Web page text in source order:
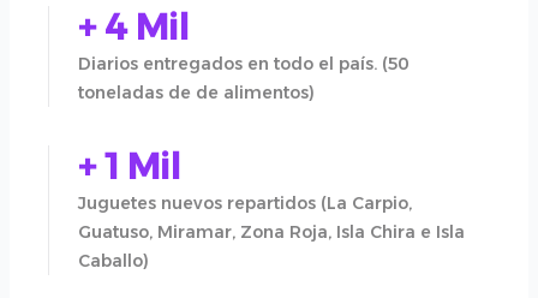
Diarios entregados en todo el país. (50
toneladas de de alimentos)
+ 4 Mil
Juguetes nuevos repartidos (La Carpio,
Guatuso, Miramar, Zona Roja, Isla Chira e Isla
Caballo)
+ 1 Mil